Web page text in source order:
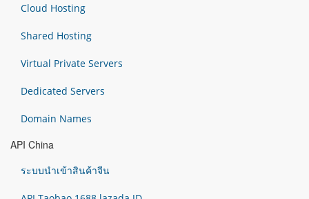
Cloud Hosting
Shared Hosting
Virtual Private Servers
Dedicated Servers
Domain Names
API China
ระบบนำเข้าสินค้าจีน